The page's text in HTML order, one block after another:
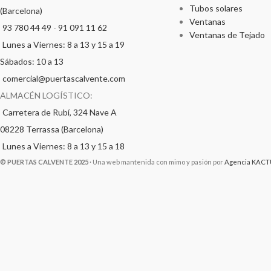
(Barcelona)
93 780 44 49 - 91 091 11 62
Lunes a Viernes: 8 a 13 y 15 a 19
Sábados: 10 a 13
comercial@puertascalvente.com
ALMACÉN LOGÍSTICO:
Carretera de Rubí, 324 Nave A
08228 Terrassa (Barcelona)
Lunes a Viernes: 8 a 13 y 15 a 18
Tubos solares
Ventanas
Ventanas de Tejado
© PUERTAS CALVENTE 2025 · Una web mantenida con mimo y pasión por Agencia